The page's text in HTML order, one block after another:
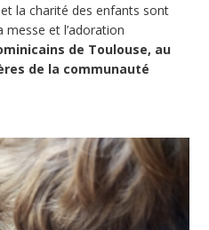
la charité des enfants sont
et l’adoration
de Toulouse, au
de la communauté